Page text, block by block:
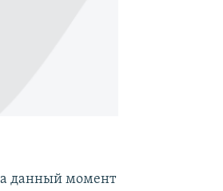
данный момент